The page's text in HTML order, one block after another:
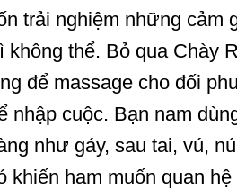
trải nghiệm những cảm
không thể. Bỏ qua Chày
để massage cho đối
nhập cuộc. Bạn nam
như gáy, sau tai, vú,
khiến ham muốn quan